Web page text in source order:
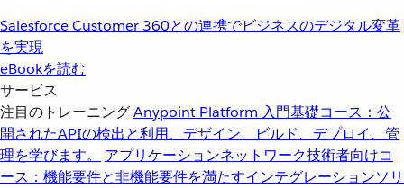
Salesforce Customer 360との連携でビジネスのデジタル変革
を実現
eBookを読む
サービス
注目のトレーニングAnypoint Platform 入門基礎コース：公
開されたAPIの検出と利用、デザイン、ビルド、デプロイ、管
理を学びます。
アプリケーションネットワーク技術者向けコ
ース：機能要件と非機能要件を満たすインテグレーションソリ